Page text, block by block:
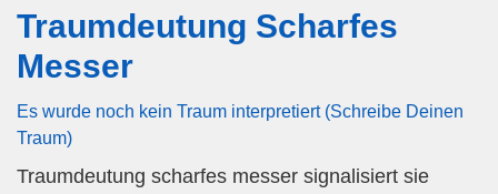
Traumdeutung Scharfes
Messer
Es wurde noch kein Traum interpretiert (Schreibe Deinen
Traum)
Traumdeutung scharfes messer signalisiert sie